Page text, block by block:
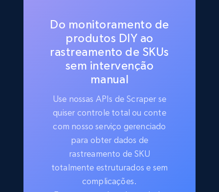
Do monitoramento de
produtos DIY ao
rastreamento de SKUs
sem intervenção
manual
Use nossas APIs de Scraper se
quiser controle total ou conte
com nosso serviço gerenciado
para obter dados de
rastreamento de SKU
totalmente estruturados e sem
complicações.